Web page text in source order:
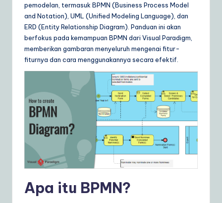
Y
o
ai
ui
pemodelan, termasuk BPMN (Business Process Model
and Notation), UML (Unified Modeling Language), dan
ERD (Entity Relationship Diagram). Panduan ini akan
berfokus pada kemampuan BPMN dari Visual Paradigm,
memberikan gambaran menyeluruh mengenai fitur-
fiturnya dan cara menggunakannya secara efektif.
Apa itu BPMN?